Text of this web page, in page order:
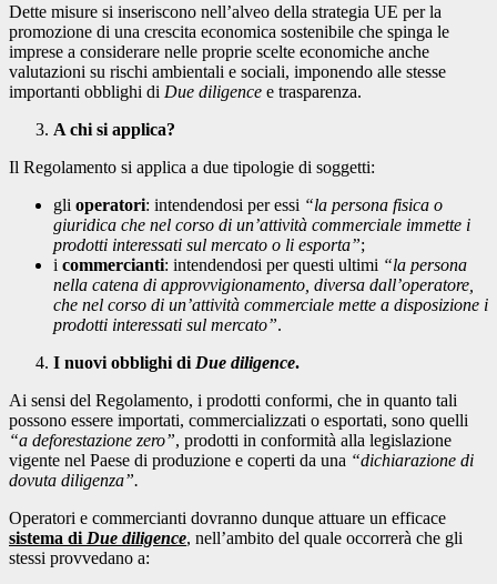
Dette misure si inseriscono nell’alveo della strategia UE per la
promozione di una crescita economica sostenibile che spinga le
imprese a considerare nelle proprie scelte economiche anche
valutazioni su rischi ambientali e sociali, imponendo alle stesse
importanti obblighi di Due diligence e trasparenza.
A chi si applica?
Il Regolamento si applica a due tipologie di soggetti:
gli operatori: intendendosi per essi “la persona fisica o
giuridica che nel corso di un’attività commerciale immette i
prodotti interessati sul mercato o li esporta”;
i commercianti: intendendosi per questi ultimi “la persona
nella catena di approvvigionamento, diversa dall’operatore,
che nel corso di un’attività commerciale mette a disposizione i
prodotti interessati sul mercato”.
I nuovi obblighi di Due diligence.
Ai sensi del Regolamento, i prodotti conformi, che in quanto tali
possono essere importati, commercializzati o esportati, sono quelli
“a deforestazione zero”, prodotti in conformità alla legislazione
vigente nel Paese di produzione e coperti da una “dichiarazione di
dovuta diligenza”.
Operatori e commercianti dovranno dunque attuare un efficace
sistema di Due diligence, nell’ambito del quale occorrerà che gli
stessi provvedano a: